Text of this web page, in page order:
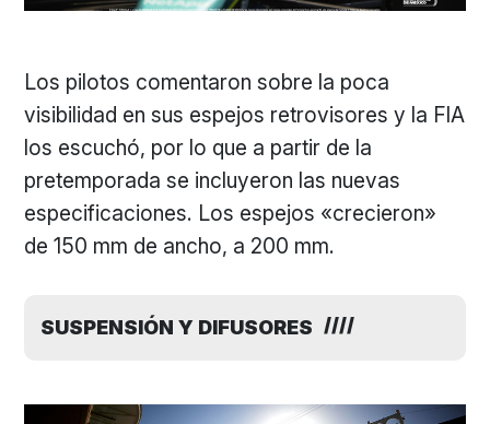
Los pilotos comentaron sobre la poca
visibilidad en sus espejos retrovisores y la FIA
los escuchó, por lo que a partir de la
pretemporada se incluyeron las nuevas
especificaciones. Los espejos «crecieron»
de 150 mm de ancho, a 200 mm.
SUSPENSIÓN Y DIFUSORES